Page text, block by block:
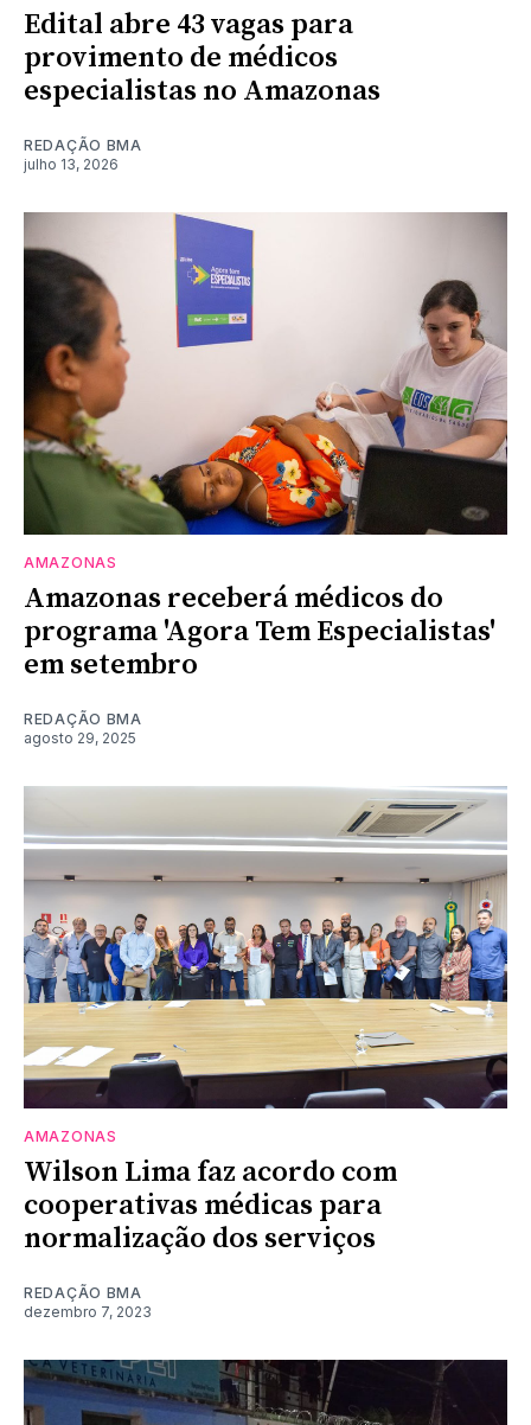
Edital abre 43 vagas para
provimento de médicos
especialistas no Amazonas
REDAÇÃO BMA
julho 13, 2026
AMAZONAS
Amazonas receberá médicos do
programa 'Agora Tem Especialistas'
em setembro
REDAÇÃO BMA
agosto 29, 2025
AMAZONAS
Wilson Lima faz acordo com
cooperativas médicas para
normalização dos serviços
REDAÇÃO BMA
dezembro 7, 2023